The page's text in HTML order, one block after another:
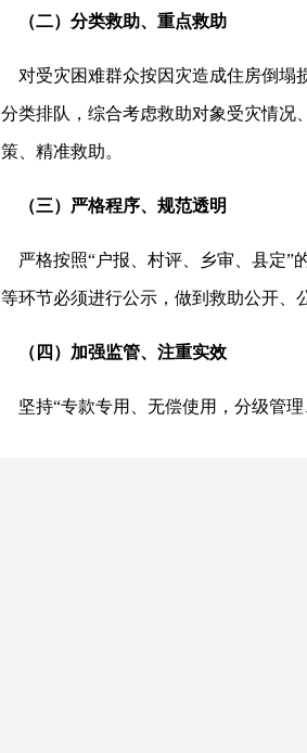
（二）分类救助、重点救助
对受灾困难群众按因灾造成住房倒塌
分类排队，综合考虑救助对象受灾情况
策、精准救助。
（三）严格程序、规范透明
严格按照“户报、村评、乡审、县定”
等环节必须进行公示，做到救助公开、
（四）加强监管、注重实效
坚持“专款专用、无偿使用，分级管